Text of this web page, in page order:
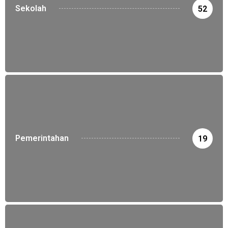
Sekolah 52
Pemerintahan 19